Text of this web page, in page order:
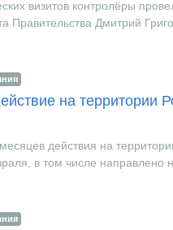
визитов контролёры
Правительства Дмитрий
на территории
действия на
в том числе направлено